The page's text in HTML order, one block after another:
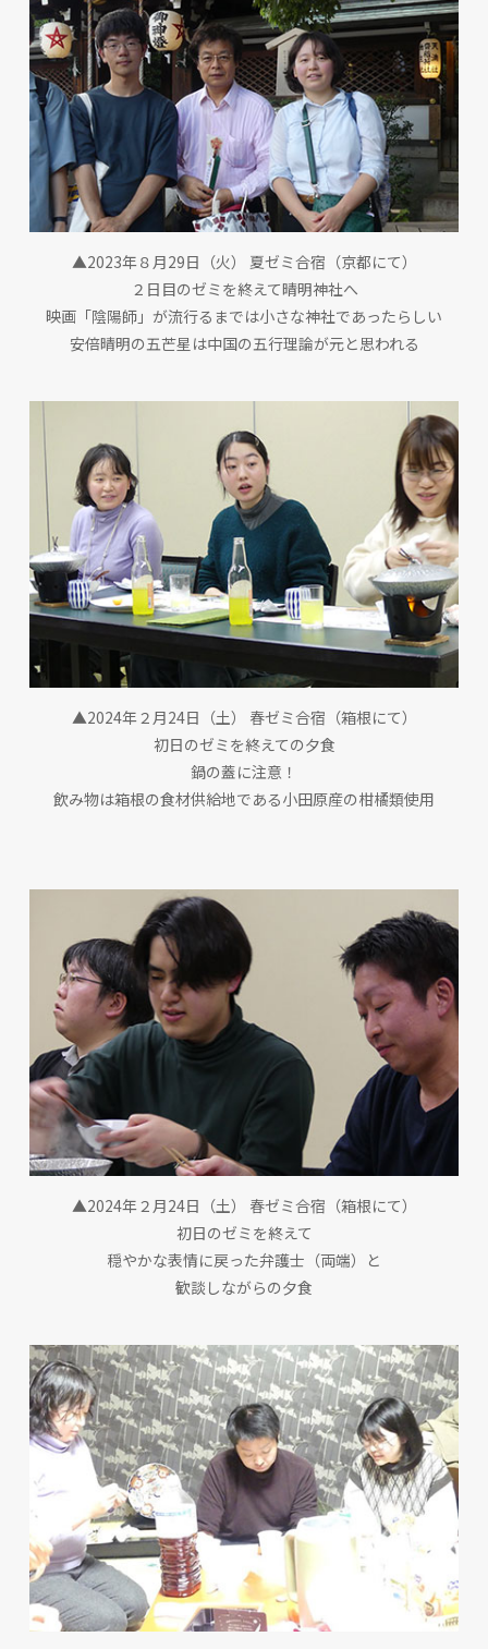
▲2023年８月29日（火） 夏ゼミ合宿（京都にて）
２日目のゼミを終えて晴明神社へ
映画「陰陽師」が流行るまでは小さな神社であったらしい
安倍晴明の五芒星は中国の五行理論が元と思われる
▲2024年２月24日（土） 春ゼミ合宿（箱根にて）
初日のゼミを終えての夕食
鍋の蓋に注意！
飲み物は箱根の食材供給地である小田原産の柑橘類使用
▲2024年２月24日（土） 春ゼミ合宿（箱根にて）
初日のゼミを終えて
穏やかな表情に戻った弁護士（両端）と
歓談しながらの夕食